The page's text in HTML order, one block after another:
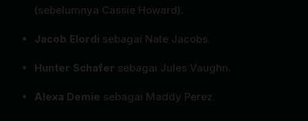
(sebelumnya Cassie Howard).
Jacob Elordi sebagai Nate Jacobs.
Hunter Schafer sebagai Jules Vaughn.
Alexa Demie sebagai Maddy Perez.